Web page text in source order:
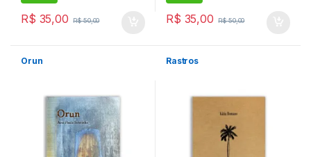
R$ 35,00 R$50,00 R$ 35,00 R$50,00
Orun Rastros